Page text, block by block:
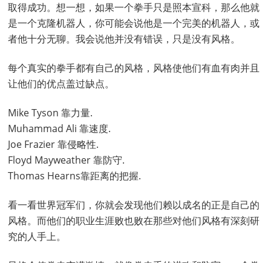
取得成功。想一想，如果一个拳手只是照本宣科，那么他就
是一个克隆机器人，你可能会说他是一个完美的机器人，或
者他十分无聊。我会说他并没有错误，只是没有风格。
每个真实的拳手都有自己的风格，风格使他们有血有肉并且
让他们的优点盖过缺点。
Mike Tyson 靠力量.
Muhammad Ali 靠速度.
Joe Frazier 靠侵略性.
Floyd Mayweather 靠防守.
Thomas Hearns靠距离的把握.
看一看世界冠军们，你就会发现他们赖以成名的正是自己的
风格。而他们的职业生涯败也败在那些对他们风格有深刻研
究的人手上。